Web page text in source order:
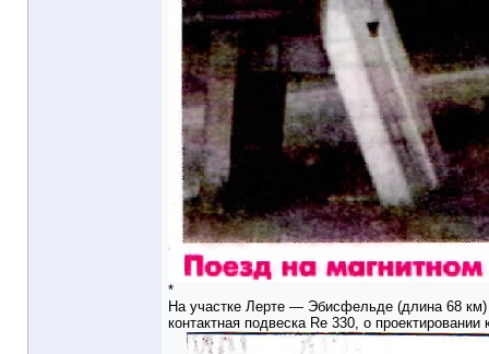
*
На участке Лерте — Эбисфельде (длина 68
контактная подвеска Re 330, о